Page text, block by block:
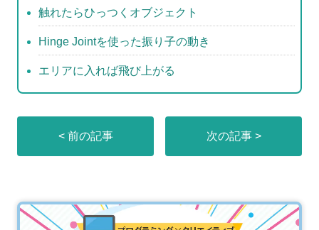
触れたらひっつくオブジェクト
Hinge Jointを使った振り子の動き
エリアに入れば飛び上がる
< 前の記事 次の記事 >